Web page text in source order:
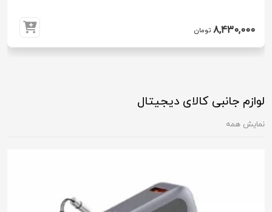
8,430,000 تومان
لوازم جانبی کالای دیجیتال
نمایش همه